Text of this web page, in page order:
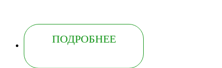
ПОДРОБНЕЕ